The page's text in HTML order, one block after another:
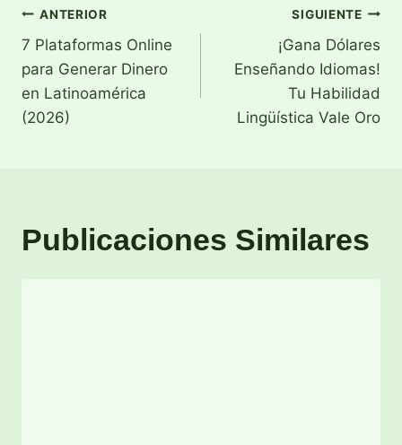
Navegación
de
entradas
ANTERIOR
7 Plataformas Online
para Generar Dinero
en Latinoamérica
(2026)
SIGUIENTE
¡Gana Dólares
Enseñando Idiomas!
Tu Habilidad
Lingüística Vale Oro
Publicaciones Similares